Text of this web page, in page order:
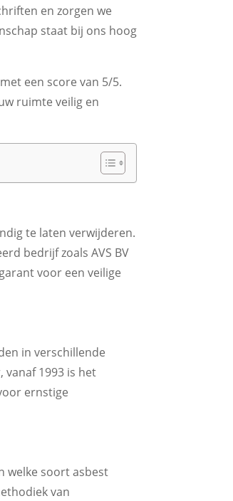
en zorgen we
staat bij ons hoog
een score van 5/5.
ruimte veilig en
te laten verwijderen.
bedrijf zoals AVS BV
voor een veilige
in verschillende
1993 is het
ernstige
welke soort asbest
van